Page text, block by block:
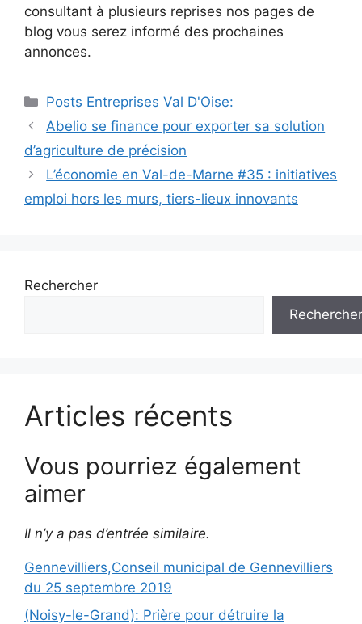
consultant à plusieurs reprises nos pages de
blog vous serez informé des prochaines
annonces.
Catégories
Posts Entreprises Val D'Oise:
Navigation
des
articles
Abelio se finance pour exporter sa solution
d’agriculture de précision
L’économie en Val-de-Marne #35 : initiatives
emploi hors les murs, tiers-lieux innovants
Rechercher
Rechercher
Articles récents
Vous pourriez également
aimer
Il n’y a pas d’entrée similaire.
Gennevilliers,Conseil municipal de Gennevilliers
du 25 septembre 2019
(Noisy-le-Grand): Prière pour détruire la